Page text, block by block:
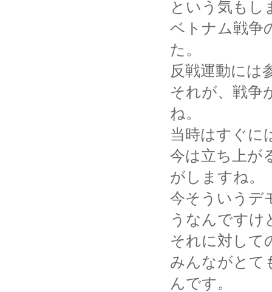
という気もし
ベトナム戦争
た。
反戦運動には
それが、戦争
ね。
当時はすぐに
今は立ち上が
がしますね。
今そういうデ
うなんですけ
それに対して
みんながとて
んです。